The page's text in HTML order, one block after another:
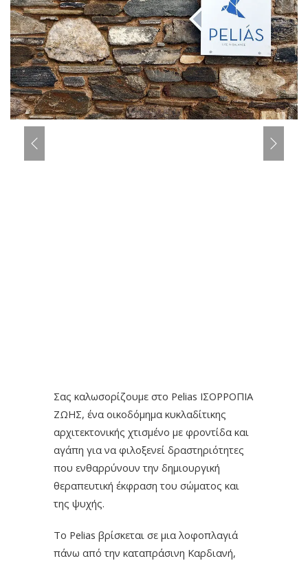
Σας καλωσορίζουμε στο Pelias ΙΣΟΡΡΟΠΙΑ
ΖΩΗΣ, ένα οικοδόμημα κυκλαδίτικης
αρχιτεκτονικής χτισμένο με φροντίδα και
αγάπη για να φιλοξενεί δραστηριότητες
που ενθαρρύνουν την δημιουργική
θεραπευτική έκφραση του σώματος και
της ψυχής.
Το Pelias βρίσκεται σε μια λοφοπλαγιά
πάνω από την καταπράσινη Καρδιανή,